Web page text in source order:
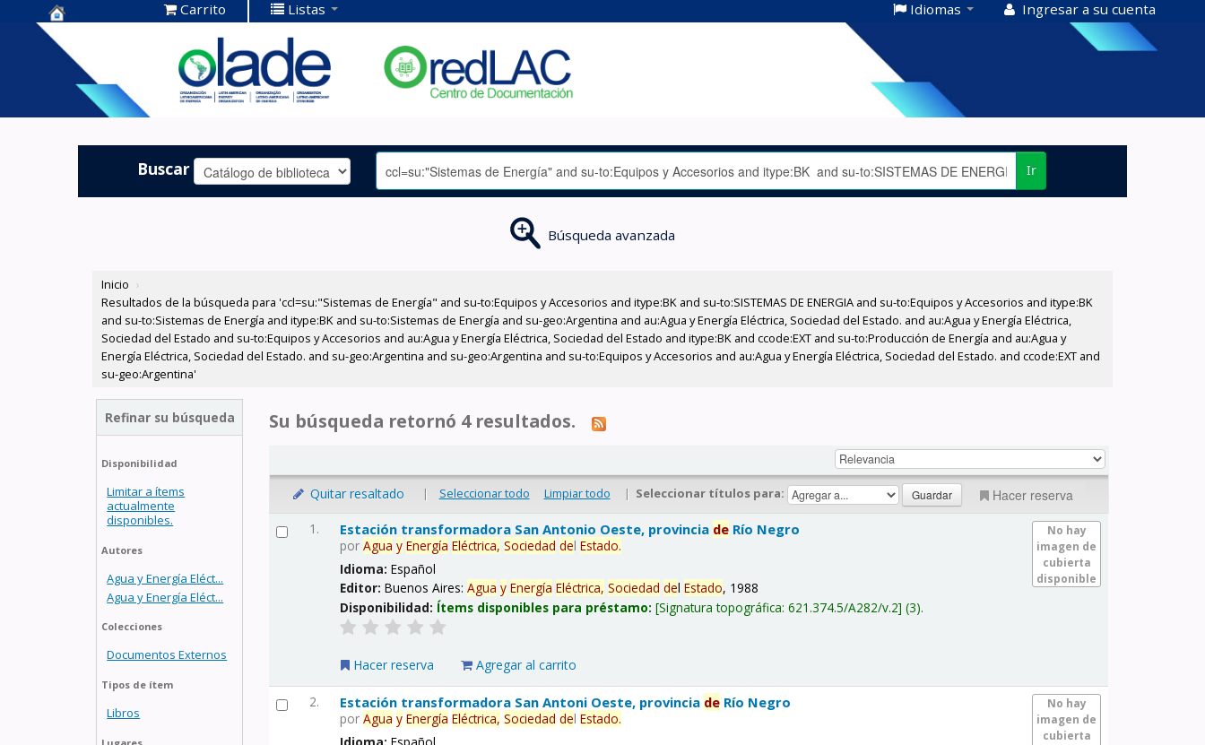
Centro de
Documentación
OLADE -
Carrito Listas Idiomas Ingresar a su cuenta
Buscar Ir
Búsqueda avanzada
Inicio ›
Resultados de la búsqueda para 'ccl=su:"Sistemas de Energía" and su-to:Equipos y Accesorios and itype:BK and su-to:SISTEMAS DE ENERGIA and su-to:Equipos y Accesorios and itype:BK
and su-to:Sistemas de Energía and itype:BK and su-to:Sistemas de Energía and su-geo:Argentina and au:Agua y Energía Eléctrica, Sociedad del Estado. and au:Agua y Energía Eléctrica,
Sociedad del Estado and su-to:Equipos y Accesorios and au:Agua y Energía Eléctrica, Sociedad del Estado and itype:BK and ccode:EXT and su-to:Producción de Energía and au:Agua y
Energía Eléctrica, Sociedad del Estado. and su-geo:Argentina and su-geo:Argentina and su-to:Equipos y Accesorios and au:Agua y Energía Eléctrica, Sociedad del Estado. and ccode:EXT and
su-geo:Argentina'
Refinar su búsqueda
Disponibilidad
Limitar a ítems
actualmente
disponibles.
Autores
Agua y Energía Eléct...
Agua y Energía Eléct...
Colecciones
Documentos Externos
Tipos de ítem
Libros
Su búsqueda retornó 4 resultados.
Quitar resaltado | Seleccionar todo Limpiar todo | Seleccionar títulos para: Hacer reserva
1.
No hay
imagen de
cubierta
disponible
Estación transformadora San Antonio Oeste, provincia de Río Negro
porAgua y Energía Eléctrica, Sociedad delEstado.
Idioma:Español
Editor:Buenos Aires:Agua y Energía Eléctrica, Sociedad delEstado, 1988
Disponibilidad: Ítems disponibles para préstamo: Signatura topográfica:621.374.5/A282/v.2 (3).
Hacer reserva Agregar al carrito
2.
No hay
imagen de
cubierta
Estación transformadora San Antoni Oeste, provincia de Río Negro
porAgua y Energía Eléctrica, Sociedad delEstado.